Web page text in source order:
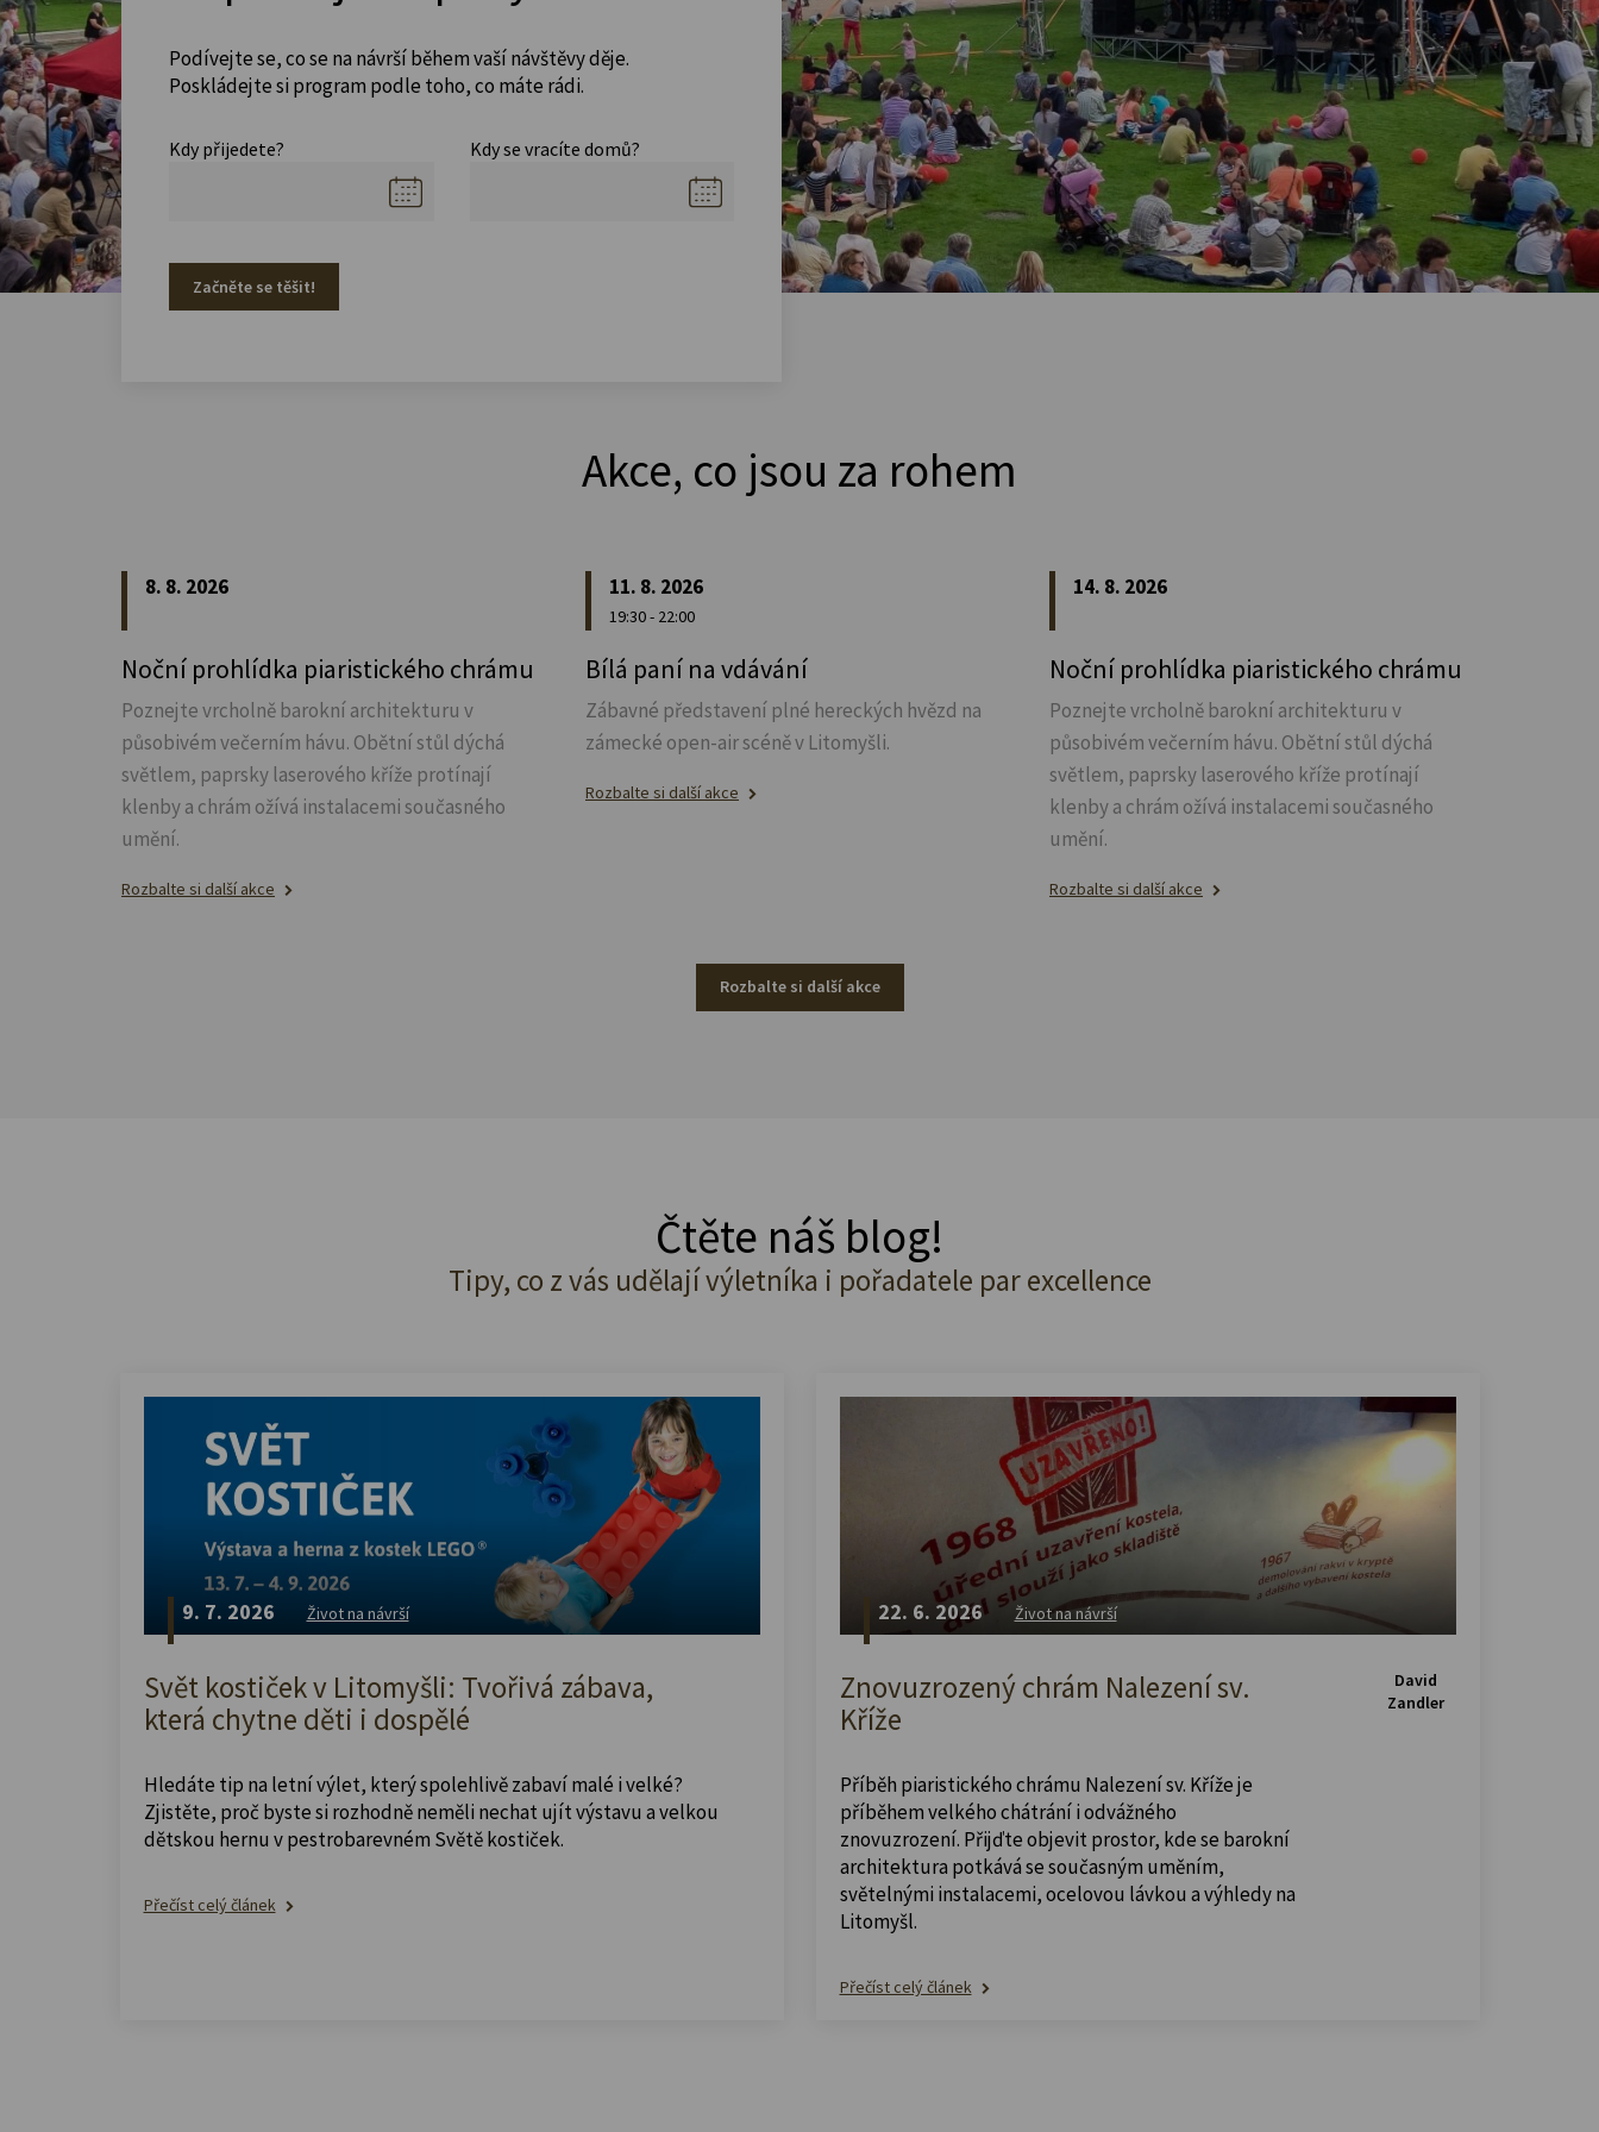
Podívejte se, co se na návrší během vaší návštěvy děje.
Poskládejte si program podle toho, co máte rádi.
Kdy přijedete? Kdy se vracíte domů?
Začněte se těšit!
Akce, co jsou za rohem
8. 8. 2026
Noční prohlídka piaristického chrámu
Poznejte vrcholně barokní architekturu v
působivém večerním hávu. Obětní stůl dýchá
světlem, paprsky laserového kříže protínají
klenby a chrám ožívá instalacemi současného
umění.
Rozbalte si další akce
11. 8. 2026
19:30 - 22:00
Bílá paní na vdávání
Zábavné představení plné hereckých hvězd na
zámecké open-air scéně v Litomyšli.
Rozbalte si další akce
14. 8. 2026
Noční prohlídka piaristického chrámu
Poznejte vrcholně barokní architekturu v
působivém večerním hávu. Obětní stůl dýchá
světlem, paprsky laserového kříže protínají
klenby a chrám ožívá instalacemi současného
umění.
Rozbalte si další akce
Rozbalte si další akce
Čtěte náš blog!
Tipy, co z vás udělají výletníka i pořadatele par excellence
9. 7. 2026 Život na návrší
Svět kostiček v Litomyšli: Tvořivá zábava,
která chytne děti i dospělé
Hledáte tip na letní výlet, který spolehlivě zabaví malé i velké?
Zjistěte, proč byste si rozhodně neměli nechat ujít výstavu a velkou
dětskou hernu v pestrobarevném Světě kostiček.
Přečíst celý článek
22. 6. 2026 Život na návrší
Znovuzrozený chrám Nalezení sv.
Kříže
Příběh piaristického chrámu Nalezení sv. Kříže je
příběhem velkého chátrání i odvážného
znovuzrození. Přijďte objevit prostor, kde se barokní
architektura potkává se současným uměním,
světelnými instalacemi, ocelovou lávkou a výhledy na
Litomyšl.
Přečíst celý článek
David
Zandler